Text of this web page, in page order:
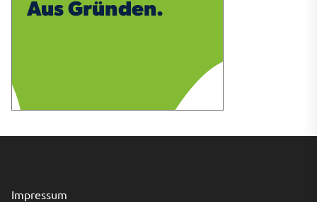
Impressum